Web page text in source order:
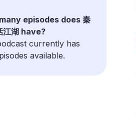
episodes does 秦
江湖 have?
currently has
available.